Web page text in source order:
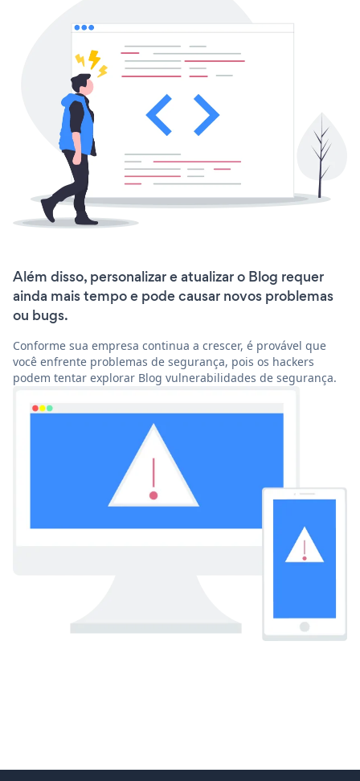
Além disso, personalizar e atualizar o Blog requer
ainda mais tempo e pode causar novos problemas
ou bugs.
Conforme sua empresa continua a crescer, é provável que
você enfrente problemas de segurança, pois os hackers
podem tentar explorar Blog vulnerabilidades de segurança.